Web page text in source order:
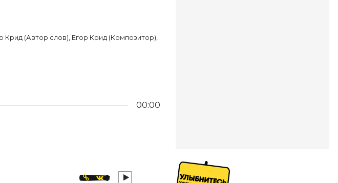
(Автор слов), Егор Крид (Композитор),
00:00